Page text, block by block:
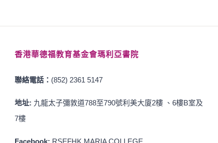
香港華德福教育基金會瑪利亞書院
聯絡電話： (852) 2361 5147
地址: 九龍太子彌敦道788至790號利美大廈2樓 、6樓B室及
7樓
Facebook: RSEFHK MARIA COLLEGE